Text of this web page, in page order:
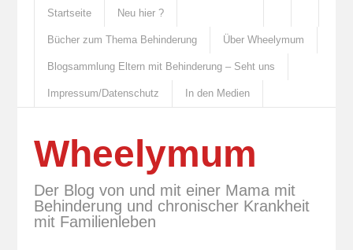
Startseite Neu hier ?
Bücher zum Thema Behinderung Über Wheelymum
Blogsammlung Eltern mit Behinderung – Seht uns
Impressum/Datenschutz In den Medien
Wheelymum
Der Blog von und mit einer Mama mit
Behinderung und chronischer Krankheit
mit Familienleben